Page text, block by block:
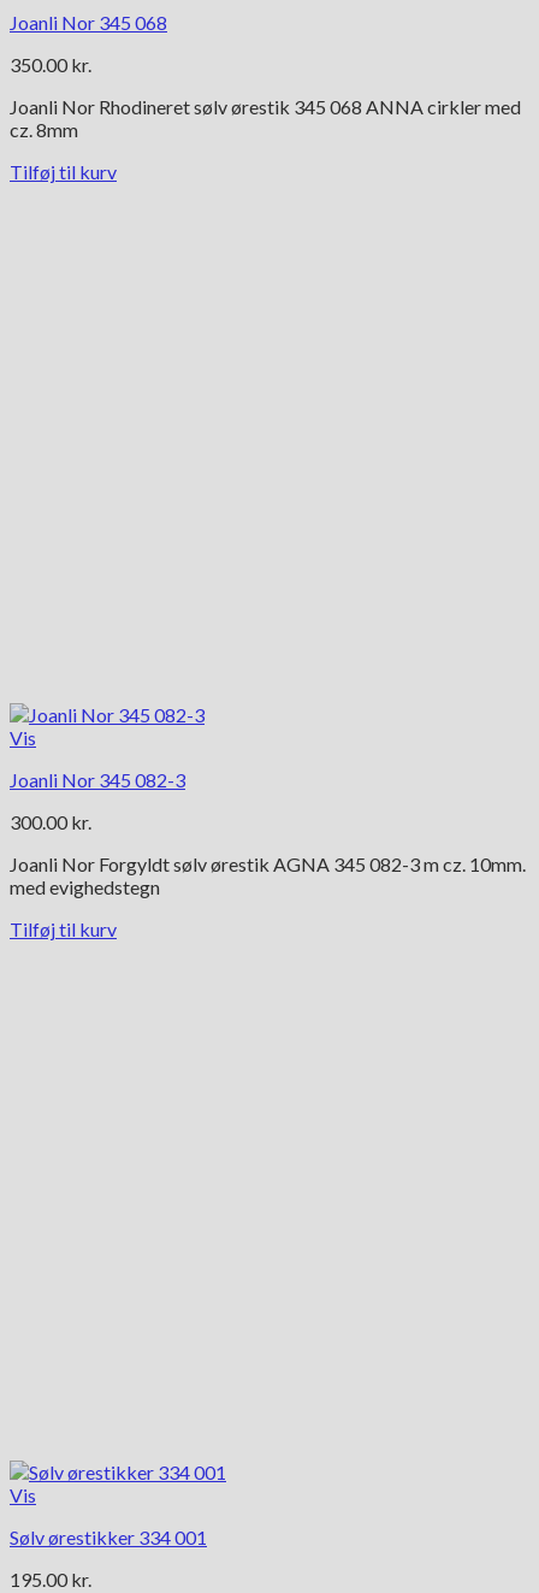
Joanli Nor 345 068
350.00 kr.
Joanli Nor Rhodineret sølv ørestik 345 068 ANNA cirkler med
cz. 8mm
Tilføj til kurv
Vis
Joanli Nor 345 082-3
300.00 kr.
Joanli Nor Forgyldt sølv ørestik AGNA 345 082-3 m cz. 10mm.
med evighedstegn
Tilføj til kurv
Vis
Sølv ørestikker 334 001
195.00 kr.